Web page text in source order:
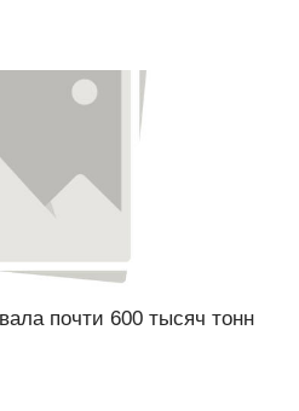
почти 600 тысяч тонн